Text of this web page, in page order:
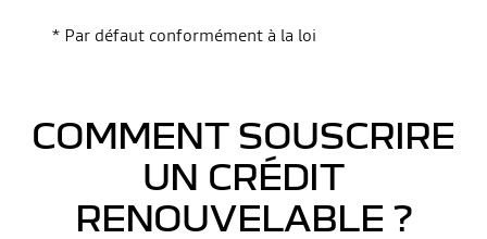
* Par défaut conformément à la loi
COMMENT SOUSCRIRE
UN CRÉDIT
RENOUVELABLE ?